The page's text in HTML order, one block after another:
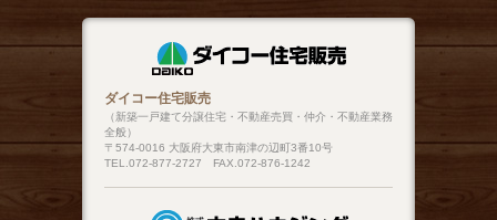
ダイコー住宅販売
（新築一戸建て分譲住宅・不動産売買・仲介・不動産業務
全般）
〒574-0016 大阪府大東市南津の辺町3番10号
TEL.072-877-2727 FAX.072-876-1242